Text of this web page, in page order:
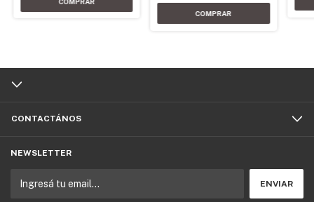
CONTACTÁNOS
NEWSLETTER